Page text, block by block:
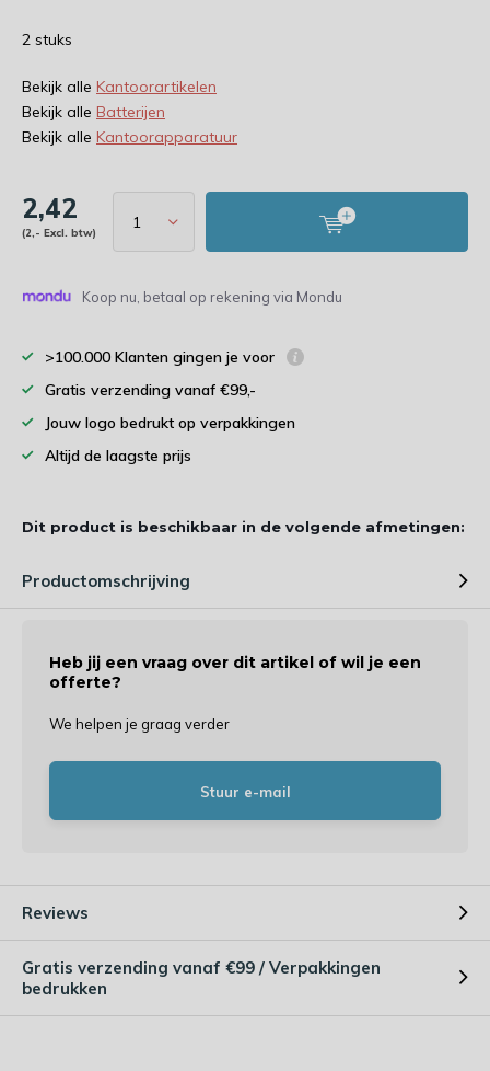
2 stuks
Bekijk alle Kantoorartikelen
Bekijk alle Batterijen
Bekijk alle Kantoorapparatuur
2,42
(2,- Excl. btw)
Koop nu, betaal op rekening via Mondu
>100.000 Klanten gingen je voor
Gratis verzending vanaf €99,-
Jouw logo bedrukt op verpakkingen
Altijd de laagste prijs
Dit product is beschikbaar in de volgende afmetingen:
Productomschrijving
Heb jij een vraag over dit artikel of wil je een
offerte?
We helpen je graag verder
Stuur e-mail
Reviews
Gratis verzending vanaf €99 / Verpakkingen
bedrukken